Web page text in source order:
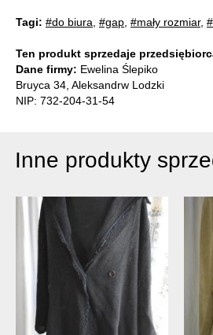
Tagi: #do biura #gap #mały rozmiar,
Ten produkt sprzedaje
Dane firmy: Ewelina Ślepiko
Bruyca 34, Aleksandrw Lodzki
NIP: 732-204-31-54
Inne produkty